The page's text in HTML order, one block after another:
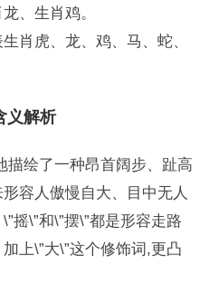
、生肖鸡。
肖虎、龙、鸡、马、蛇、
义解析
描绘了一种昂首阔步、趾高
容人傲慢自大、目中无人
摇\”和\”摆\”都是形容走路
上\”大\”这个修饰词,更凸